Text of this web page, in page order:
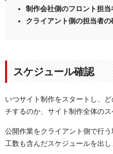
制作会社側のフロント担当
クライアント側の担当者の
スケジュール確認
いつサイト制作をスタートし、
チするのか、サイト制作全体のス
公開作業をクライアント側で行
工数も含んだスケジュールを出し